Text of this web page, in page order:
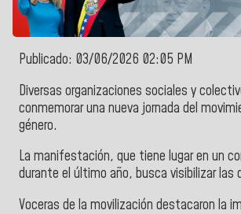
Publicado: 03/06/2026 02:05 PM
Diversas organizaciones sociales y
conmemorar una nueva jornada del
género.
La manifestación, que tiene lugar en un
durante el último año, busca visibilizar las
Voceras de la movilización destacaron la